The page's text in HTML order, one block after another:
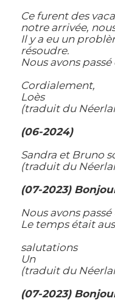
Ce furent des
notre arrivée,
Il y a eu un
résoudre.
Nous avons
Cordialement,
Loès
(traduit du
(06-2024)
Sandra et Bruno
(traduit du
(07-2023)
Nous avons
Le temps était
salutations
Un
(traduit du
(07-2023)